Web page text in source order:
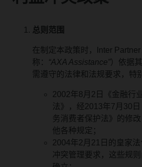
总则范围
在制定本政策时，Inter
称：
“AXA Assistance”）依据
需遵守的法律和法规要求，特
2002年8月2日《金融行
法》，经2013年7月30
务消费者保护法》的修
他各种规定；
2004年2月21日的皇家
冲突管理要求，这些规